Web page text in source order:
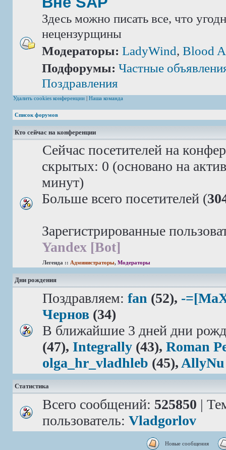
Здесь можно писать все, что
нецензурщины
Модераторы: LadyWind, Blood
Подфорумы: Частные
Поздравления
Удалить cookies конференции | Наша команда
Список форумов
Кто сейчас на конференции
Сейчас посетителей на
скрытых: 0 (основано на
минут)
Больше всего посетителей (
Зарегистрированные
Yandex [Bot]
Легенда :: Администраторы, Модераторы
Дни рождения
Поздравляем: fan (52), -
Чернов (34)
В ближайшие 3 дней дни
(47), Integrally (43), Roman
olga_hr_vladhleb (45), AllyNu
Статистика
Всего сообщений: 525850 |
пользователь: Vladgorlov
Новые сообщения